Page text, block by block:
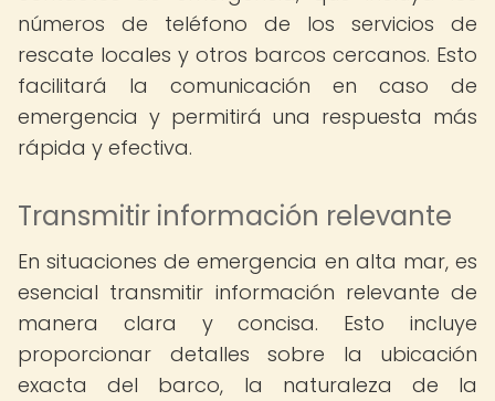
números de teléfono de los servicios de
rescate locales y otros barcos cercanos. Esto
facilitará la comunicación en caso de
emergencia y permitirá una respuesta más
rápida y efectiva.
Transmitir información relevante
En situaciones de emergencia en alta mar, es
esencial transmitir información relevante de
manera clara y concisa. Esto incluye
proporcionar detalles sobre la ubicación
exacta del barco, la naturaleza de la